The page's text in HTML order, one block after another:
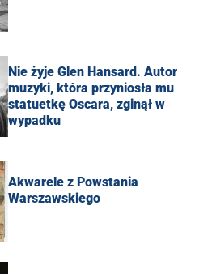
Nie żyje Glen Hansard. Autor
muzyki, która przyniosła mu
statuetkę Oscara, zginął w
wypadku
Akwarele z Powstania
Warszawskiego